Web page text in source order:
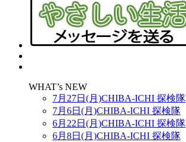
WHAT’s NEW
7月27日(月)CHIBA-ICHI 探検隊
7月6日(月)CHIBA-ICHI 探検隊
6月22日(月)CHIBA-ICHI 探検隊
6月8日(月)CHIBA-ICHI 探検隊